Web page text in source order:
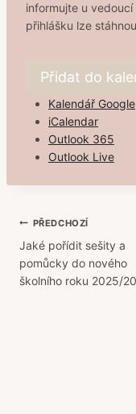
informujte u
přihlášku lze
Přidat do
Kalendář Google
iCalendar
Outlook 365
Outlook Live
Navigace
pro
příspěvek
PŘEDCHOZÍ
Jaké pořídit sešity a
pomůcky do nového
školního roku 2025/